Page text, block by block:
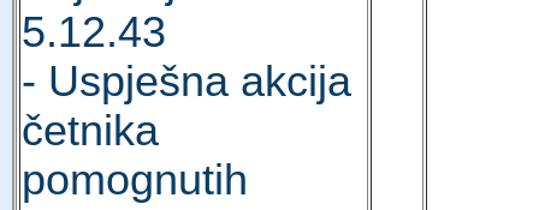
5.12.43
- Uspješna akcija
četnika
pomognutih